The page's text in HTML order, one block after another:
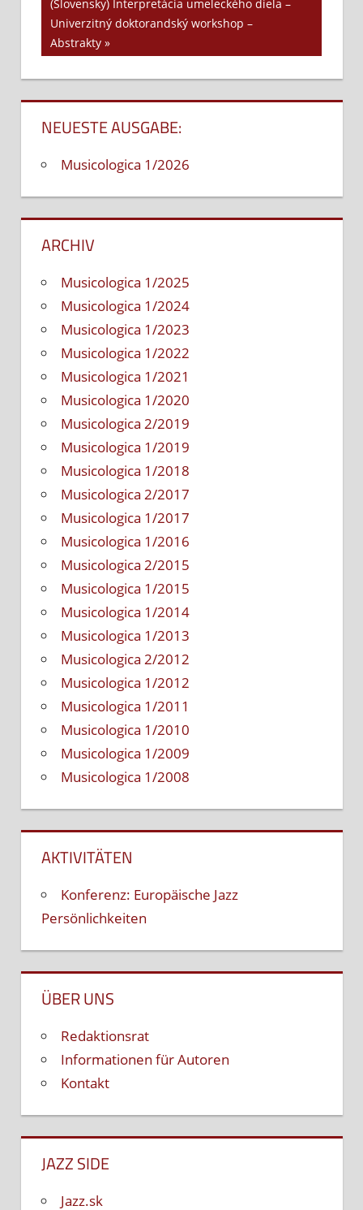
Nächster
Beitrag:
(Slovensky) Interpretácia umeleckého diela –
Univerzitný doktorandský workshop –
Abstrakty
NEUESTE AUSGABE:
Musicologica 1/2026
ARCHIV
Musicologica 1/2025
Musicologica 1/2024
Musicologica 1/2023
Musicologica 1/2022
Musicologica 1/2021
Musicologica 1/2020
Musicologica 2/2019
Musicologica 1/2019
Musicologica 1/2018
Musicologica 2/2017
Musicologica 1/2017
Musicologica 1/2016
Musicologica 2/2015
Musicologica 1/2015
Musicologica 1/2014
Musicologica 1/2013
Musicologica 2/2012
Musicologica 1/2012
Musicologica 1/2011
Musicologica 1/2010
Musicologica 1/2009
Musicologica 1/2008
AKTIVITÄTEN
Konferenz: Europäische Jazz
Persönlichkeiten
ÜBER UNS
Redaktionsrat
Informationen für Autoren
Kontakt
JAZZ SIDE
Jazz.sk